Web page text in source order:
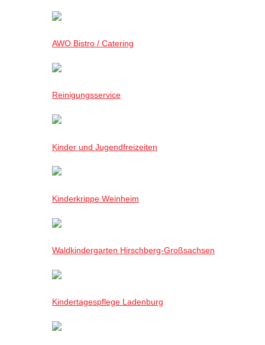
AWO Bistro / Catering
Reinigungsservice
Kinder und Jugendfreizeiten
Kinderkrippe Weinheim
Waldkindergarten Hirschberg-Großsachsen
Kindertagespflege Ladenburg